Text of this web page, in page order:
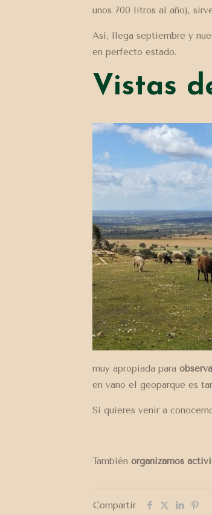
unos 700 litros al año),
Así, llega septiembre y
en perfecto estado.
Vistas
muy apropiada para
en vano el geoparque es
Si quieres venir a
También organizamos
Compartir